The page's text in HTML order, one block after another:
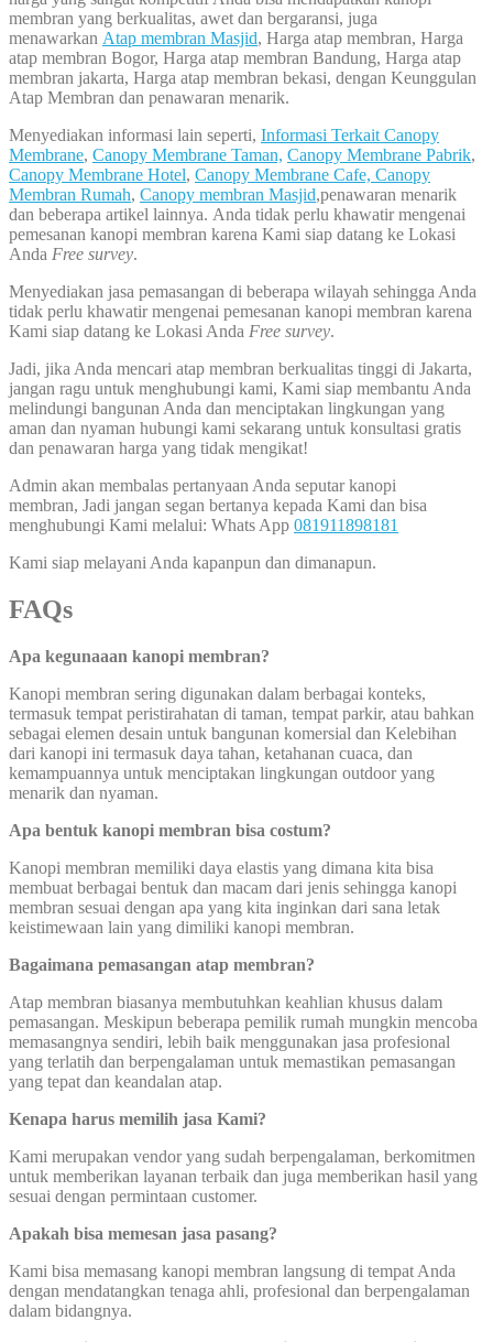
membran yang berkualitas, awet dan bergaransi, juga
menawarkan Atap membran Masjid, Harga atap membran, Harga
atap membran Bogor, Harga atap membran Bandung, Harga atap
membran jakarta, Harga atap membran bekasi, dengan Keunggulan
Atap Membran dan penawaran menarik.
Menyediakan informasi lain seperti, Informasi Terkait Canopy
Membrane, Canopy Membrane Taman, Canopy Membrane Pabrik,
Canopy Membrane Hotel, Canopy Membrane Cafe, Canopy
Membran Rumah, Canopy membran Masjid,penawaran menarik
dan beberapa artikel lainnya. Anda tidak perlu khawatir mengenai
pemesanan kanopi membran karena Kami siap datang ke Lokasi
Anda Free survey.
Menyediakan jasa pemasangan di beberapa wilayah sehingga Anda
tidak perlu khawatir mengenai pemesanan kanopi membran karena
Kami siap datang ke Lokasi Anda Free survey.
Jadi, jika Anda mencari atap membran berkualitas tinggi di Jakarta,
jangan ragu untuk menghubungi kami, Kami siap membantu Anda
melindungi bangunan Anda dan menciptakan lingkungan yang
aman dan nyaman hubungi kami sekarang untuk konsultasi gratis
dan penawaran harga yang tidak mengikat!
Admin akan membalas pertanyaan Anda seputar kanopi
membran, Jadi jangan segan bertanya kepada Kami dan bisa
menghubungi Kami melalui: Whats App 081911898181
Kami siap melayani Anda kapanpun dan dimanapun.
FAQs
Apa kegunaaan kanopi membran?
Kanopi membran sering digunakan dalam berbagai konteks,
termasuk tempat peristirahatan di taman, tempat parkir, atau bahkan
sebagai elemen desain untuk bangunan komersial dan Kelebihan
dari kanopi ini termasuk daya tahan, ketahanan cuaca, dan
kemampuannya untuk menciptakan lingkungan outdoor yang
menarik dan nyaman.
Apa bentuk kanopi membran bisa costum?
Kanopi membran memiliki daya elastis yang dimana kita bisa
membuat berbagai bentuk dan macam dari jenis sehingga kanopi
membran sesuai dengan apa yang kita inginkan dari sana letak
keistimewaan lain yang dimiliki kanopi membran.
Bagaimana pemasangan atap membran?
Atap membran biasanya membutuhkan keahlian khusus dalam
pemasangan. Meskipun beberapa pemilik rumah mungkin mencoba
memasangnya sendiri, lebih baik menggunakan jasa profesional
yang terlatih dan berpengalaman untuk memastikan pemasangan
yang tepat dan keandalan atap.
Kenapa harus memilih jasa Kami?
Kami merupakan vendor yang sudah berpengalaman, berkomitmen
untuk memberikan layanan terbaik dan juga memberikan hasil yang
sesuai dengan permintaan customer.
Apakah bisa memesan jasa pasang?
Kami bisa memasang kanopi membran langsung di tempat Anda
dengan mendatangkan tenaga ahli, profesional dan berpengalaman
dalam bidangnya.